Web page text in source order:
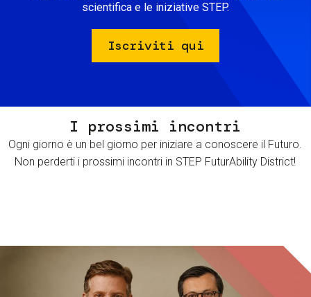
scientifica e le iniziative STEP.
Iscriviti qui
I prossimi incontri
Ogni giorno è un bel giorno per iniziare a conoscere il Futuro.
Non perderti i prossimi incontri in STEP FuturAbility District!